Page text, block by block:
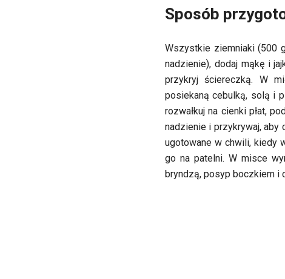
Sposób
Wszystkie ziemniaki (500
nadzienie), dodaj mąkę i
przykryj ściereczką. W
posiekaną cebulką, solą i
rozwałkuj na cienki płat,
nadzienie i przykrywaj, aby
ugotowane w chwili, kiedy
go na patelni. W misce
bryndzą, posyp boczkiem i